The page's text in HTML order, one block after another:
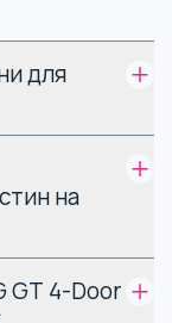
відомої
для
на
GT 4-Door